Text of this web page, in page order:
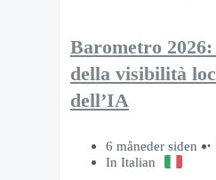
Barometro
della visibilità
dell’IA
6 måneder siden
In Italian